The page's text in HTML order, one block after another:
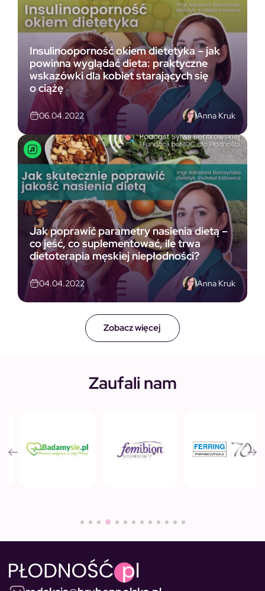
Zobacz więcej
Insulinooporność okiem dietetyka – jak
powinna wyglądać dieta: praktyczne
wskazówki dla kobiet starających się
o ciążę
06.04.2022 Anna Kruk
Jak poprawić parametry nasienia dietą –
co jeść, co suplementować, ile trwa
dietoterapia męskiej niepłodności?
04.04.2022 Anna Kruk
Zaufali nam